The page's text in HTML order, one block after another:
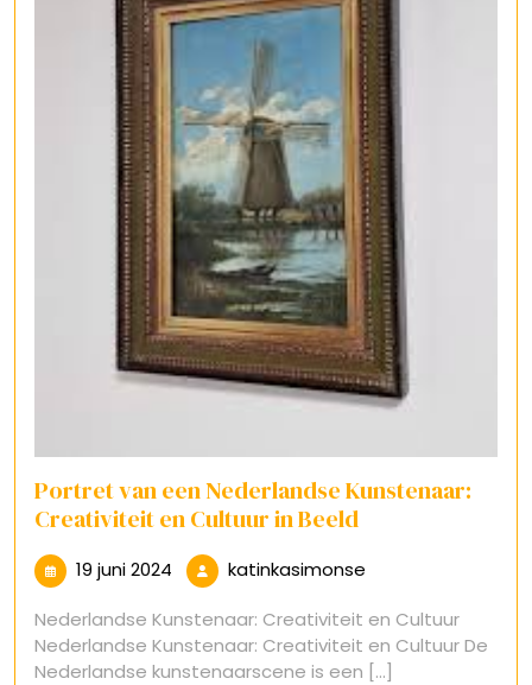
Portret van een Nederlandse Kunstenaar:
Creativiteit en Cultuur in Beeld
19 juni 2024 19
juni
2024
katinkasimonse
Nederlandse Kunstenaar: Creativiteit en Cultuur
Nederlandse Kunstenaar: Creativiteit en Cultuur De
Nederlandse kunstenaarscene is een [...]